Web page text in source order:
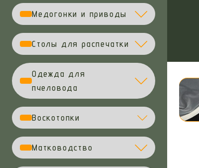
Медогонки и приводы
Столы для распечатки
Одежда для
пчеловода
Воскотопки
Матководство